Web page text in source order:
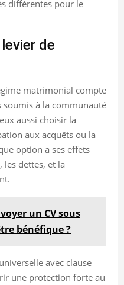
différentes pour le
de
matrimonial compte
à la communauté
aussi choisir la
aux acquêts ou la
option a ses effets
les dettes, et la
un CV sous
bénéfique ?
avec clause
une protection forte au